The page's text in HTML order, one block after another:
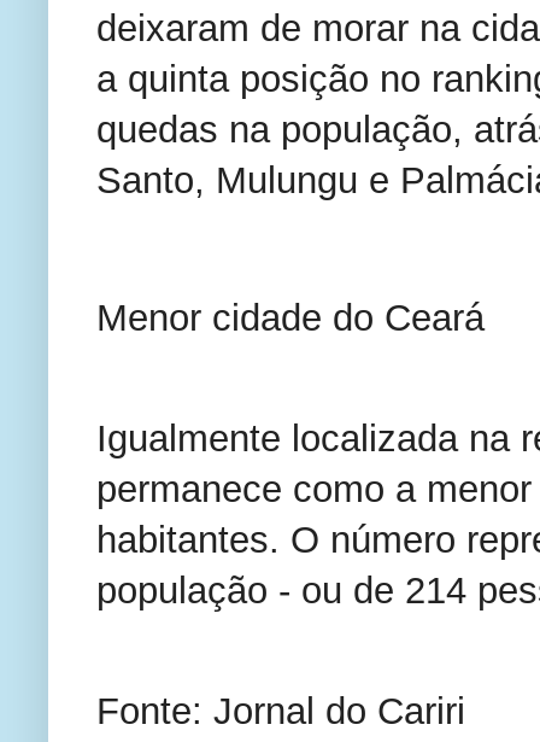
deixaram de morar na
a quinta posição no
quedas na população,
Santo, Mulungu e
Menor cidade do Ceará
Igualmente localizada na
permanece como a
habitantes. O número
população - ou de 214
Fonte: Jornal do Cariri